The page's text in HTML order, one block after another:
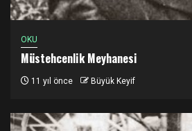
OKU
Müstehcenlik Meyhanesi
11 yıl önce Büyük Keyif